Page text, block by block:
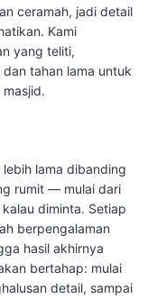
ceramah, jadi detail
Kami
yang teliti,
tahan lama untuk
lama dibanding
rumit — mulai dari
diminta. Setiap
berpengalaman
hasil akhirnya
bertahap: mulai
detail, sampai